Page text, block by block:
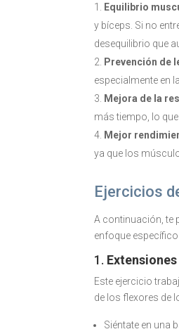
Equilibrio
y bíceps. Si no
desequilibrio que
Prevención de
especialmente en
Mejora de la
más tiempo, lo
Mejor
ya que los
Ejercicios
A continuación, te
enfoque
1.
Este ejercicio
de los flexores de
Siéntate en una